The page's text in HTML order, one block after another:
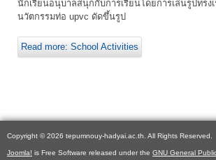
นักเรียนอนุบาลสนุกกับการเรียนโดยการเล่นรูปทร
นวัตกรรมท่อ upvc ดัดขึ้นรูป
Read more: School Activities
Copyright © 2026 tepumnouy-hadyai.ac.th. All Rights Reserved.
Joomla! is Free Software released under the GNU General